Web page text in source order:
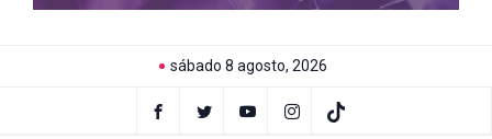
sábado 8 agosto, 2026